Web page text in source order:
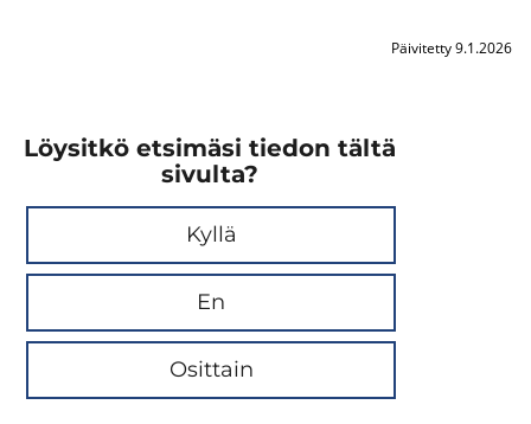
Päivitetty 9.1.2026
Löysitkö etsimäsi tiedon tältä
sivulta?
Kyllä
En
Osittain